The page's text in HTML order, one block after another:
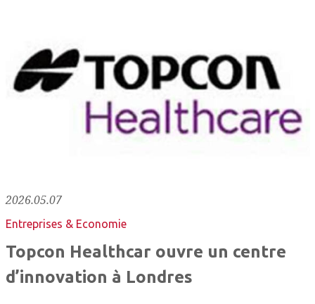
2026.05.07
Entreprises & Economie
Topcon Healthcar ouvre un centre
d’innovation à Londres